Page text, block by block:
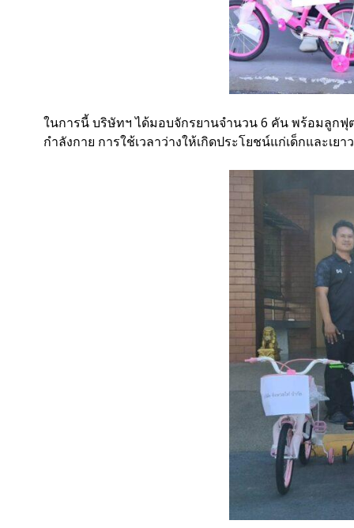
ในการนี้ บริษัทฯ ได้มอบจักรยานจำนวน 6 คัน พร้อมลูก
กำลังกาย การใช้เวลาว่างให้เกิดประโยชน์แก่เด็กและเย